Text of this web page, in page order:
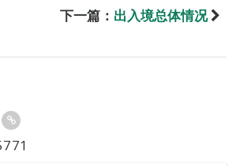
下一篇： 出入境总体情况